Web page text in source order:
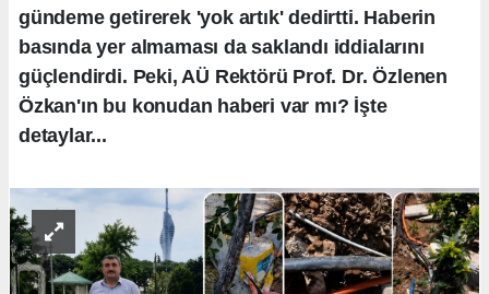
gündeme getirerek 'yok artık' dedirtti. Haberin
basında yer almaması da saklandı iddialarını
güçlendirdi. Peki, AÜ Rektörü Prof. Dr. Özlenen
Özkan'ın bu konudan haberi var mı? İşte
detaylar...